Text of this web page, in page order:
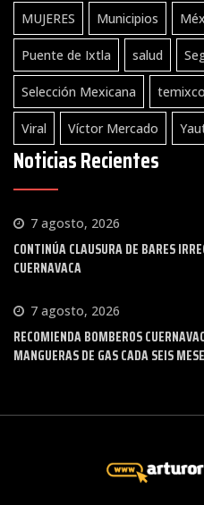
MUJERES Municipios
Puente de Ixtla salud
Selección Mexicana temixco
Viral Víctor Mercado
Noticias Recientes
7 agosto, 2026
CONTINÚA CLAUSURA DE BARES
CUERNAVACA
7 agosto, 2026
RECOMIENDA BOMBEROS
MANGUERAS DE GAS CADA SEIS